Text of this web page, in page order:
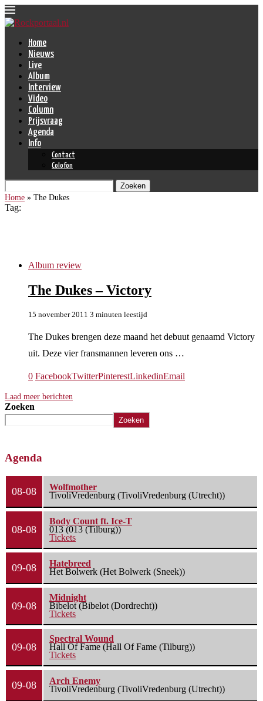
Home
Nieuws
Live
Album
Interview
Video
Column
Prijsvraag
Agenda
Info
Contact
Colofon
Zoeken
Home » The Dukes
Tag:
Album review
The Dukes – Victory
15 november 2011 3 minuten leestijd
The Dukes brengen deze maand het debuut genaamd Victory
uit. Deze vier fransmannen leveren ons …
0 FacebookTwitterPinterestLinkedinEmail
Laad meer berichten
Zoeken
Zoeken
Agenda
08-08
Wolfmother
TivoliVredenburg (TivoliVredenburg (Utrecht))
08-08
Body Count ft. Ice-T
013 (013 (Tilburg))
Tickets
09-08
Hatebreed
Het Bolwerk (Het Bolwerk (Sneek))
09-08
Midnight
Bibelot (Bibelot (Dordrecht))
Tickets
09-08
Spectral Wound
Hall Of Fame (Hall Of Fame (Tilburg))
Tickets
09-08
Arch Enemy
TivoliVredenburg (TivoliVredenburg (Utrecht))